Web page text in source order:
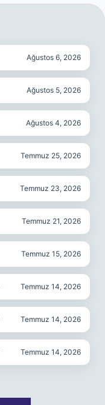
Ağustos 6, 2026
Ağustos 5, 2026
Ağustos 4, 2026
Temmuz 25, 2026
Temmuz 23, 2026
Temmuz 21, 2026
Temmuz 15, 2026
Temmuz 14, 2026
Temmuz 14, 2026
Temmuz 14, 2026